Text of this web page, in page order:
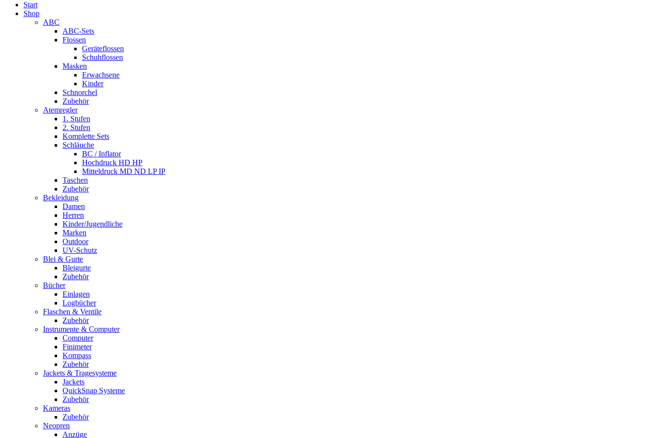
Start
Shop
ABC
ABC-Sets
Flossen
Geräteflossen
Schuhflossen
Masken
Erwachsene
Kinder
Schnorchel
Zubehör
Atemregler
1. Stufen
2. Stufen
Komplette Sets
Schläuche
BC / Inflator
Hochdruck HD HP
Mitteldruck MD ND LP IP
Taschen
Zubehör
Bekleidung
Damen
Herren
Kinder/Jugendliche
Marken
Outdoor
UV-Schutz
Blei & Gurte
Bleigurte
Zubehör
Bücher
Einlagen
Logbücher
Flaschen & Ventile
Zubehör
Instrumente & Computer
Computer
Finimeter
Kompass
Zubehör
Jackets & Tragesysteme
Jackets
QuickSnap Systeme
Zubehör
Kameras
Zubehör
Neopren
Anzüge